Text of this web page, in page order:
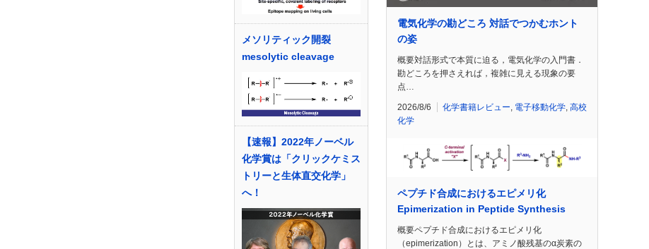
メソリティック開裂
mesolytic cleavage
【速報】2022年ノーベル
化学賞は「クリックケミス
トリーと生体直交化学」
へ！
電気化学の勘どころ 対話でつかむホント
の姿
概要対話形式で本質に迫る，電気化学の入門書．
勘どころを押さえれば，複雑に見える現象の要
点…
2026/8/6 化学書籍レビュー 電子移動化学 高校
化学
ペプチド合成におけるエピメリ化
Epimerization in Peptide Synthesis
概要ペプチド合成におけるエピメリ化
（epimerization）とは、アミノ酸残基のα炭素の